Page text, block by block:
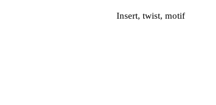
Insert, twist, motif